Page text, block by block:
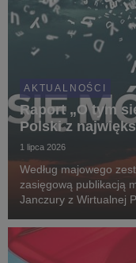
AKTUALNOŚCI
Raport „O tym
Polski z
1 lipca 2026
Według majowego
zasięgową publikacją
Janczury z Wirtualnej
Comiesięczny raport